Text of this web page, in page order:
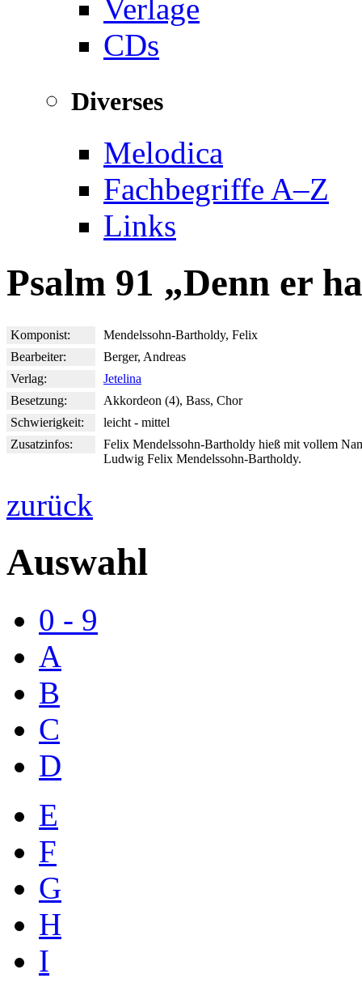
Verlage
CDs
Diverses
Melodica
Fachbegriffe A–Z
Links
Psalm 91 „Denn er
Komponist:
Mendelssohn-Bartholdy, Felix
Bearbeiter:
Berger, Andreas
Verlag:
Jetelina
Besetzung:
Akkordeon (4), Bass, Chor
Schwierigkeit:
leicht - mittel
Zusatzinfos:
Felix Mendelssohn-Bartholdy hieß mit vollem
Ludwig Felix Mendelssohn-Bartholdy.
zurück
Auswahl
0 - 9
A
B
C
D
E
F
G
H
I